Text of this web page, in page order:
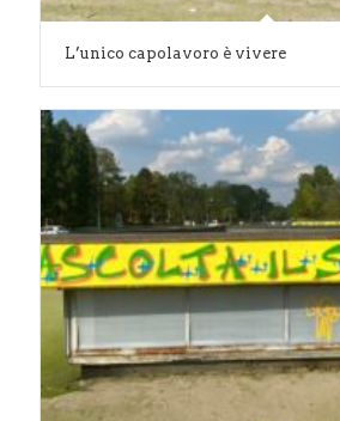
L’unico capolavoro è vivere